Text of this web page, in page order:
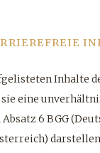
Inhalte
eine
6 BGG